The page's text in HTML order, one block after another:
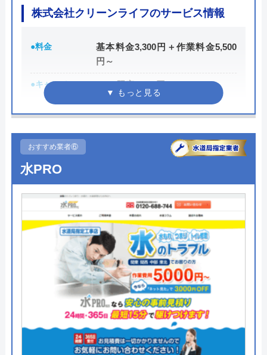
0120-960-358
トイレ専門修理屋さんの基本情報
運営会社 エバーリンクス株式会社
代表者 松本英隆
創業・設立
所在地
神奈川県横浜市中区弥生町2-17ストー
クタワー大通り公園Ⅰ-2F
対応エリア 全国(一部都道府県を除く)
株式会社クリーンライフのサービス情報
●料金
基本料金3,300円＋作業料金5,500
円～
●キャンペーン
WEB限定3,000円OFF
※10,000円以上で適用
●駆けつけ時間
●受付時間
●定休日
●出張見積もり 出張見積もり無料
●支払い方法
現金、銀行振込、クレジットカー
ド、コンビニ後払い、QR決済
●累計実績 施工実績30万件を達成
●保証・保険
修理に応じて1～3年の無料点検、
無料保証を用意
詳細は公式HPでご確認ください
株式会社クリーンライフがおすすめの理由
おすすめ業者⑥
水PRO